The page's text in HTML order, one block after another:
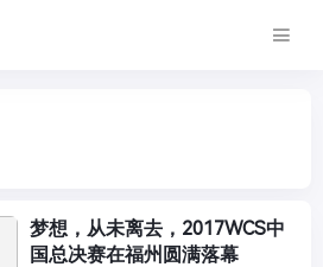
梦想，从未离去，2017WCS中
国总决赛在福州圆满落幕